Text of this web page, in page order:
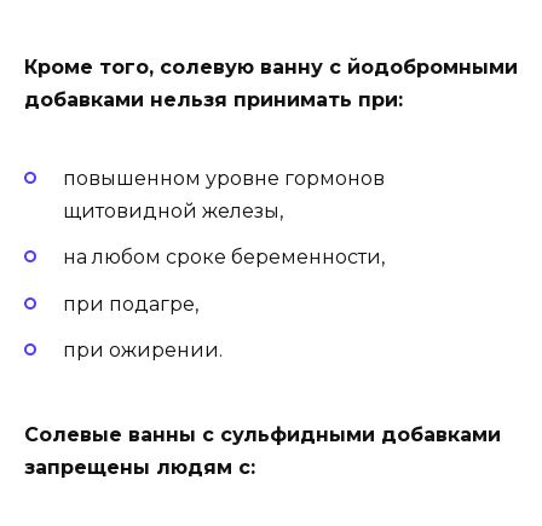
Кроме того, солевую ванну с йодобромными
добавками нельзя принимать при:
повышенном уровне гормонов
щитовидной железы,
на любом сроке беременности,
при подагре,
при ожирении.
Солевые ванны с сульфидными добавками
запрещены людям с: